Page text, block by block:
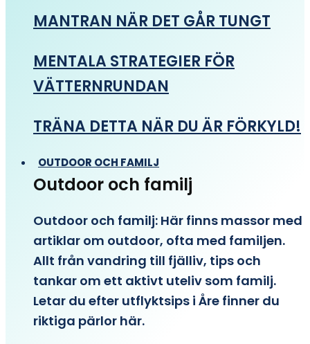
MANTRAN NÄR DET GÅR TUNGT
MENTALA STRATEGIER FÖR
VÄTTERNRUNDAN
TRÄNA DETTA NÄR DU ÄR FÖRKYLD!
OUTDOOR OCH FAMILJ
Outdoor och familj
Outdoor och familj: Här finns massor med
artiklar om outdoor, ofta med familjen.
Allt från vandring till fjälliv, tips och
tankar om ett aktivt uteliv som familj.
Letar du efter utflyktsips i Åre finner du
riktiga pärlor här.